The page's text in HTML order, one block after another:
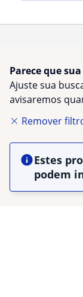
Parece que
Ajuste sua
avisaremos
Remover
Estes
podem